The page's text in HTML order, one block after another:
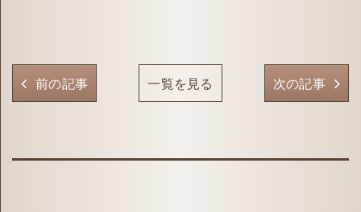
前の記事 一覧を見る 次の記事